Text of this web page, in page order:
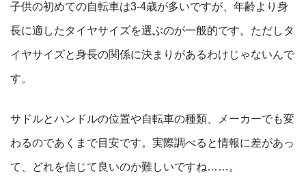
子供の初めての自転車は3-4歳が多いですが、年齢より身
長に適したタイヤサイズを選ぶのが一般的です。ただしタ
イヤサイズと身長の関係に決まりがあるわけじゃないんで
す。
サドルとハンドルの位置や自転車の種類、メーカーでも変
わるのであくまで目安です。実際調べると情報に差があっ
て、どれを信じて良いのか難しいですね……。